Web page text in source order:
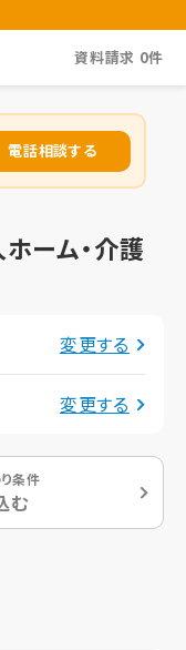
資料請求 0件
電話相談する
ーム・介護
変更する
変更する
条件
む